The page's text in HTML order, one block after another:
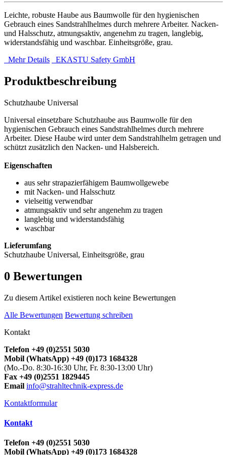
Leichte, robuste Haube aus Baumwolle für den hygienischen
Gebrauch eines Sandstrahlhelmes durch mehrere Arbeiter. Nacken-
und Halsschutz, atmungsaktiv, angenehm zu tragen, langlebig,
widerstandsfähig und waschbar. Einheitsgröße, grau.
Mehr Details
EKASTU Safety GmbH
Produktbeschreibung
Schutzhaube Universal
Universal einsetzbare Schutzhaube aus Baumwolle für den
hygienischen Gebrauch eines Sandstrahlhelmes durch mehrere
Arbeiter. Diese Haube wird unter dem Sandstrahlhelm getragen und
schützt zusätzlich den Nacken- und Halsbereich.
Eigenschaften
aus sehr strapazierfähigem Baumwollgewebe
mit Nacken- und Halsschutz
vielseitig verwendbar
atmungsaktiv und sehr angenehm zu tragen
langlebig und widerstandsfähig
waschbar
Lieferumfang
Schutzhaube Universal, Einheitsgröße, grau
0 Bewertungen
Zu diesem Artikel existieren noch keine Bewertungen
Alle Bewertungen Bewertung schreiben
Kontakt
Telefon +49 (0)2551 5030
Mobil (WhatsApp) +49 (0)173 1684328
(Mo.-Do. 8:30-16:30 Uhr, Fr. 8:30-13:00 Uhr)
Fax +49 (0)2551 1829445
Email info@strahltechnik-express.de
Kontaktformular
Kontakt
Telefon +49 (0)2551 5030
Mobil (WhatsApp) +49 (0)173 1684328